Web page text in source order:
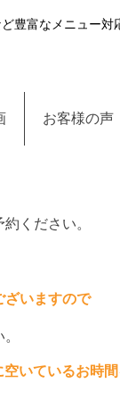
富なメニュー対
お客様の声
ください。
ざいますので
いているお時間